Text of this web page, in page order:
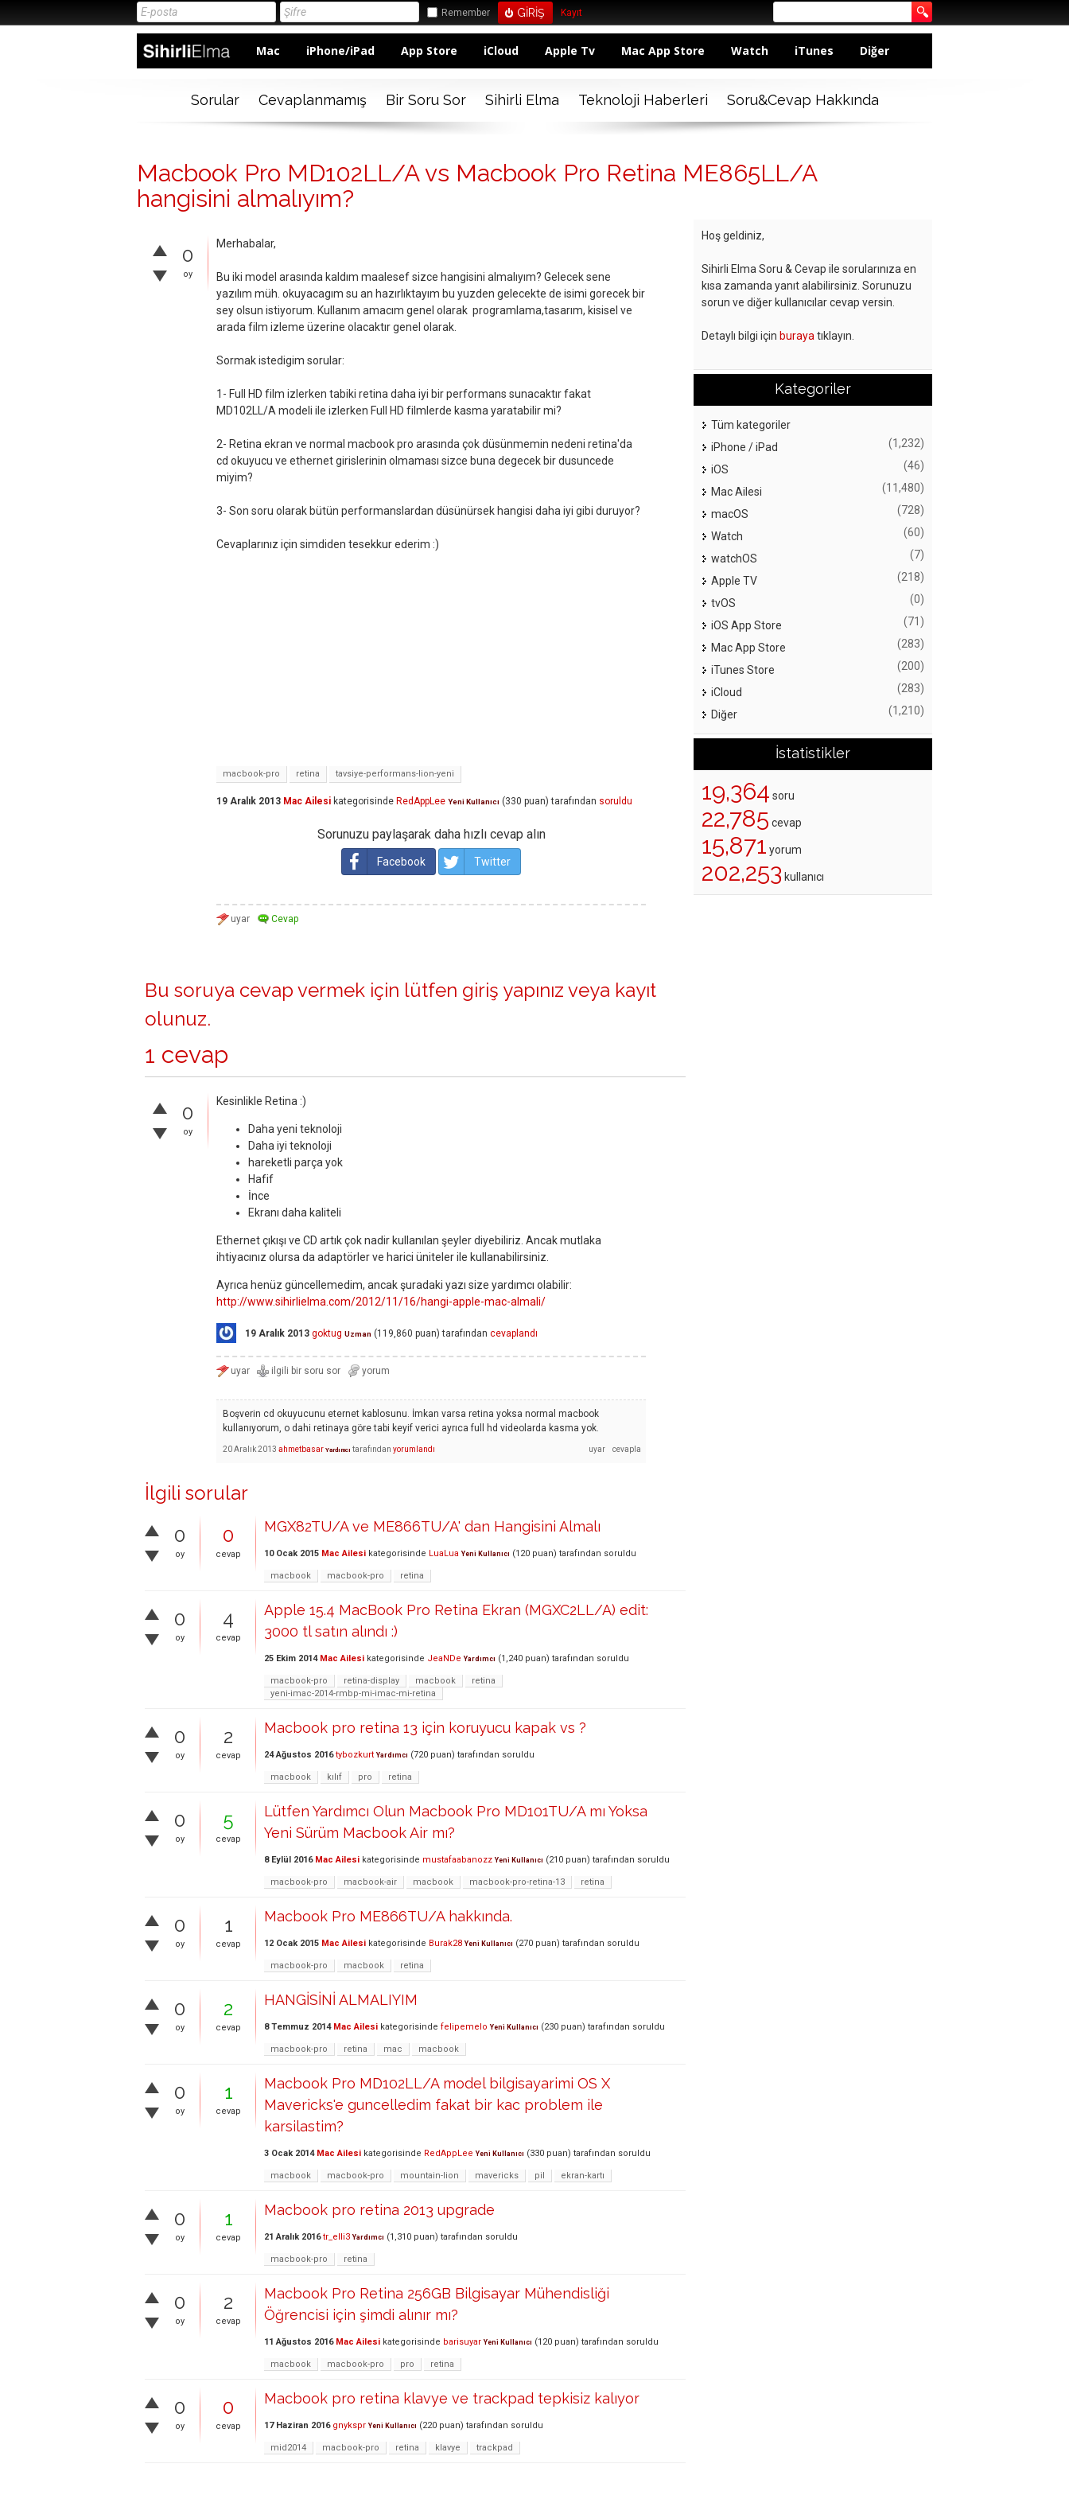
Remember Kayıt
Mac iPhone/iPad App Store iCloud Apple Tv Mac App Store Watch iTunes Diğer
Sorular Cevaplanmamış Bir Soru Sor Sihirli Elma Teknoloji Haberleri Soru&Cevap Hakkında
Macbook Pro MD102LL/A vs Macbook Pro Retina ME865LL/A
hangisini almalıyım?
0
oy
Merhabalar,
Bu iki model arasında kaldım maalesef sizce hangisini almalıyım? Gelecek sene
yazılım müh. okuyacagım su an hazırlıktayım bu yuzden gelecekte de isimi gorecek bir
sey olsun istiyorum. Kullanım amacım genel olarak programlama,tasarım, kisisel ve
arada film izleme üzerine olacaktır genel olarak.
Sormak istedigim sorular:
1- Full HD film izlerken tabiki retina daha iyi bir performans sunacaktır fakat
MD102LL/A modeli ile izlerken Full HD filmlerde kasma yaratabilir mi?
2- Retina ekran ve normal macbook pro arasında çok düsünmemin nedeni retina'da
cd okuyucu ve ethernet girislerinin olmaması sizce buna degecek bir dusuncede
miyim?
3- Son soru olarak bütün performanslardan düsünürsek hangisi daha iyi gibi duruyor?
Cevaplarınız için simdiden tesekkur ederim :)
macbook-pro retina tavsiye-performans-lion-yeni
19 Aralık 2013 Mac Ailesi kategorisinde RedAppLee Yeni Kullanıcı (330 puan) tarafından soruldu
Sorunuzu paylaşarak daha hızlı cevap alın
Facebook Twitter
Bu soruya cevap vermek için lütfen giriş yapınız veya kayıt
olunuz.
1 cevap
0
oy
Kesinlikle Retina :)
Daha yeni teknoloji
Daha iyi teknoloji
hareketli parça yok
Hafif
İnce
Ekranı daha kaliteli
Ethernet çıkışı ve CD artık çok nadir kullanılan şeyler diyebiliriz. Ancak mutlaka
ihtiyacınız olursa da adaptörler ve harici üniteler ile kullanabilirsiniz.
Ayrıca henüz güncellemedim, ancak şuradaki yazı size yardımcı olabilir:
http://www.sihirlielma.com/2012/11/16/hangi-apple-mac-almali/
19 Aralık 2013 goktug Uzman (119,860 puan) tarafından cevaplandı
Boşverin cd okuyucunu eternet kablosunu. İmkan varsa retina yoksa normal macbook
kullanıyorum, o dahi retinaya göre tabi keyif verici ayrıca full hd videolarda kasma yok.
20 Aralık 2013 ahmetbasar Yardımcı tarafından yorumlandı
İlgili sorular
0
oy
0
cevap
MGX82TU/A ve ME866TU/A' dan Hangisini Almalı
10 Ocak 2015 Mac Ailesi kategorisinde LuaLua Yeni Kullanıcı (120 puan) tarafından soruldu
macbook macbook-pro retina
0
oy
4
cevap
Apple 15.4 MacBook Pro Retina Ekran (MGXC2LL/A) edit:
3000 tl satın alındı :)
25 Ekim 2014 Mac Ailesi kategorisinde JeaNDe Yardımcı (1,240 puan) tarafından soruldu
macbook-pro retina-display macbook
retina
yeni-imac-2014-rmbp-mi-imac-mi-retina
0
oy
2
cevap
Macbook pro retina 13 için koruyucu kapak vs ?
24 Ağustos 2016 tybozkurt Yardımcı (720 puan) tarafından soruldu
macbook kılıf pro retina
0
oy
5
cevap
Lütfen Yardımcı Olun Macbook Pro MD101TU/A mı Yoksa
Yeni Sürüm Macbook Air mı?
8 Eylül 2016 Mac Ailesi kategorisinde mustafaabanozz Yeni Kullanıcı (210 puan) tarafından soruldu
macbook-pro macbook-air macbook macbook-pro-retina-13 retina
0
oy
1
cevap
Macbook Pro ME866TU/A hakkında.
12 Ocak 2015 Mac Ailesi kategorisinde Burak28 Yeni Kullanıcı (270 puan) tarafından soruldu
macbook-pro macbook retina
0
oy
2
cevap
HANGİSİNİ ALMALIYIM
8 Temmuz 2014 Mac Ailesi kategorisinde felipemelo Yeni Kullanıcı (230 puan) tarafından soruldu
macbook-pro retina mac macbook
0
oy
1
cevap
Macbook Pro MD102LL/A model bilgisayarimi OS X
Mavericks'e guncelledim fakat bir kac problem ile
karsilastim?
3 Ocak 2014 Mac Ailesi kategorisinde RedAppLee Yeni Kullanıcı (330 puan) tarafından soruldu
macbook macbook-pro mountain-lion mavericks pil ekran-kartı
0
oy
1
cevap
Macbook pro retina 2013 upgrade
21 Aralık 2016 tr_elli3 Yardımcı (1,310 puan) tarafından soruldu
macbook-pro retina
0
oy
2
cevap
Macbook Pro Retina 256GB Bilgisayar Mühendisliği
Öğrencisi için şimdi alınır mı?
11 Ağustos 2016 Mac Ailesi kategorisinde barisuyar Yeni Kullanıcı (120 puan) tarafından soruldu
macbook macbook-pro pro retina
0
oy
0
cevap
Macbook pro retina klavye ve trackpad tepkisiz kalıyor
17 Haziran 2016 gnykspr Yeni Kullanıcı (220 puan) tarafından soruldu
mid2014 macbook-pro retina klavye trackpad
Hoş geldiniz,
Sihirli Elma Soru & Cevap ile sorularınıza en
kısa zamanda yanıt alabilirsiniz. Sorunuzu
sorun ve diğer kullanıcılar cevap versin.
Detaylı bilgi için buraya tıklayın.
Kategoriler
Tüm kategoriler
iPhone / iPad
(1,232)
iOS (46)
Mac Ailesi (11,480)
macOS (728)
Watch (60)
watchOS (7)
Apple TV (218)
tvOS (0)
iOS App Store (71)
Mac App Store (283)
iTunes Store (200)
iCloud (283)
Diğer (1,210)
İstatistikler
19,364 soru
22,785 cevap
15,871 yorum
202,253 kullanıcı